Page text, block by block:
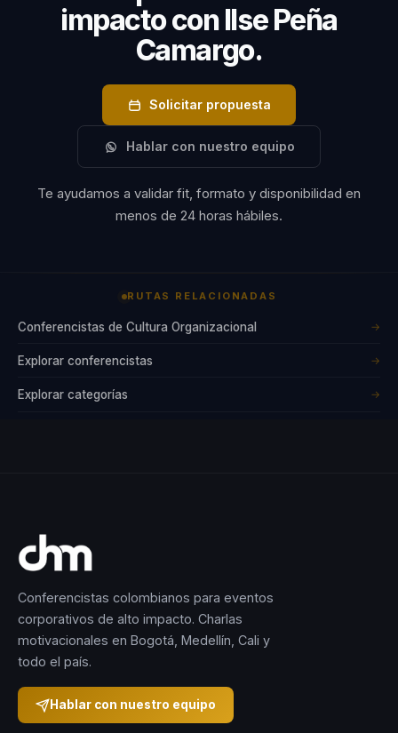
impacto con Ilse Peña
Camargo.
Solicitar propuesta
Hablar con nuestro equipo
Te ayudamos a validar fit, formato y disponibilidad en
menos de 24 horas hábiles.
RUTAS RELACIONADAS
Conferencistas de Cultura Organizacional →
Explorar conferencistas →
Explorar categorías →
Conferencistas colombianos para eventos
corporativos de alto impacto. Charlas
motivacionales en Bogotá, Medellín, Cali y
todo el país.
Hablar con nuestro equipo